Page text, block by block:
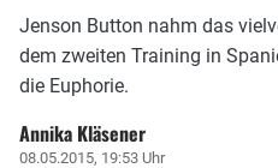
Jenson Button nahm das
dem zweiten Training in
die Euphorie.
Annika Kläsener
08.05.2015, 19:53 Uhr